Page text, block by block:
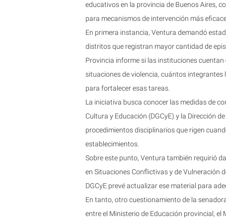
educativos en la provincia de Buenos Aires,
para mecanismos de intervención más
En primera instancia, Ventura demandó
distritos que registran mayor cantidad de
Provincia informe si las instituciones
situaciones de violencia, cuántos
para fortalecer esas tareas.
La iniciativa busca conocer las medidas de
Cultura y Educación (DGCyE) y la Dirección
procedimientos disciplinarios que rigen
establecimientos.
Sobre este punto, Ventura también requirió
en Situaciones Conflictivas y de Vulneración
DGCyE prevé actualizar ese material para
En tanto, otro cuestionamiento de la
entre el Ministerio de Educación provincial,